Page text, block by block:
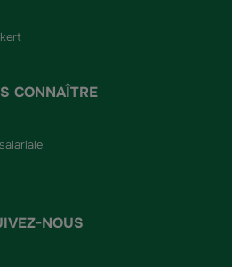
CONNAÎTRE
NOUS